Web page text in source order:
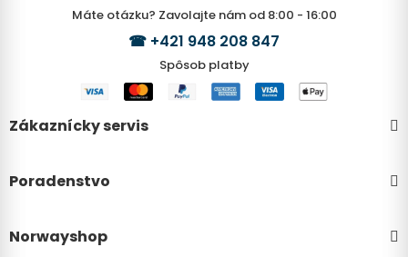
Máte otázku? Zavolajte nám od 8:00 - 16:00
☎ +421 948 208 847
Spôsob platby
Zákaznícky servis
Poradenstvo
Norwayshop